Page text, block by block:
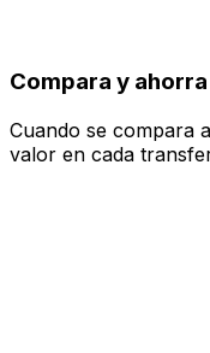
Compara y ahorra
Cuando se compara
valor en cada